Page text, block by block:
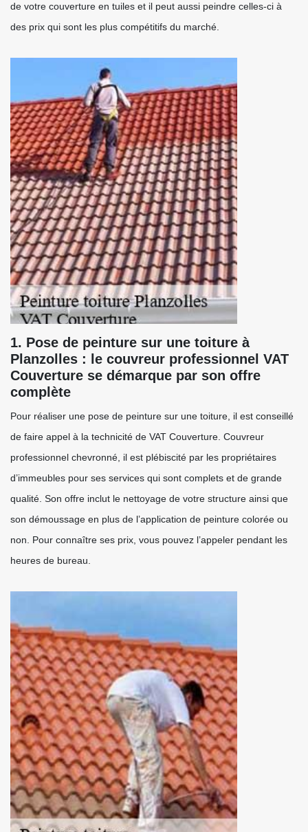
de votre couverture en tuiles et il peut aussi peindre celles-ci à
des prix qui sont les plus compétitifs du marché.
1. Pose de peinture sur une toiture à
Planzolles : le couvreur professionnel VAT
Couverture se démarque par son offre
complète
Pour réaliser une pose de peinture sur une toiture, il est conseillé
de faire appel à la technicité de VAT Couverture. Couvreur
professionnel chevronné, il est plébiscité par les propriétaires
d’immeubles pour ses services qui sont complets et de grande
qualité. Son offre inclut le nettoyage de votre structure ainsi que
son démoussage en plus de l’application de peinture colorée ou
non. Pour connaître ses prix, vous pouvez l’appeler pendant les
heures de bureau.